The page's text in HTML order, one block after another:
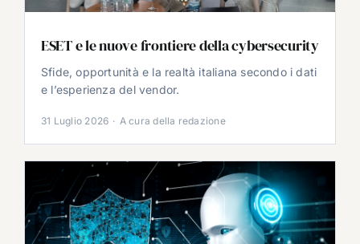
ESET e le nuove frontiere della cybersecurity
Sfide, opportunità e la realtà italiana secondo i dati
e l’esperienza del vendor.
31 Luglio 2026 · A cura della redazione